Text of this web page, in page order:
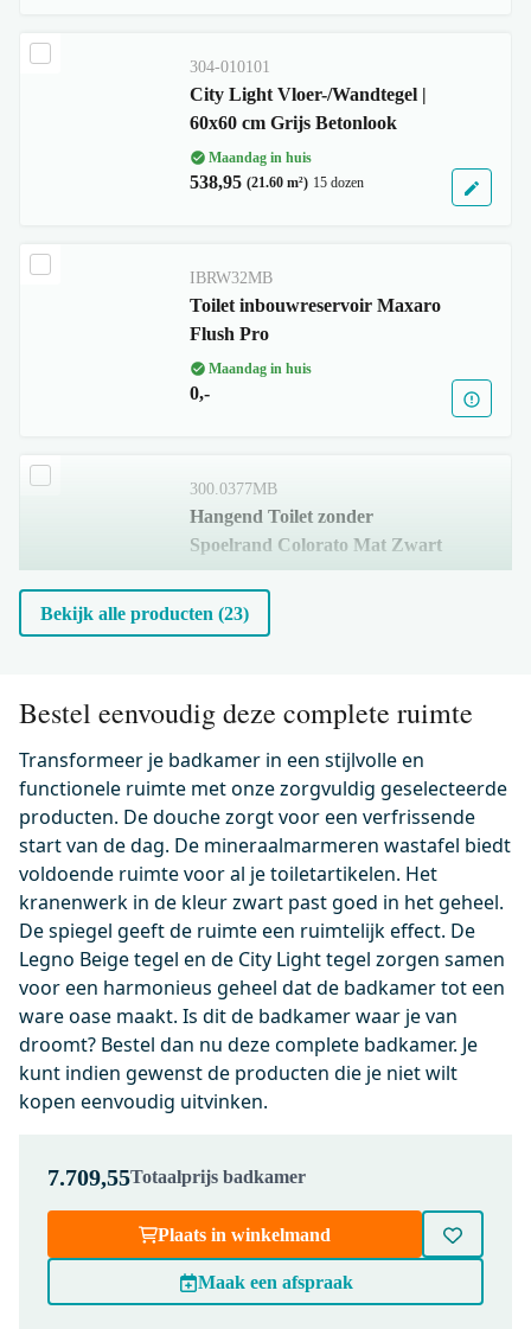
304-010101
City Light Vloer-/Wandtegel |
60x60 cm Grijs Betonlook
Maandag in huis
538,95 (21.60 m²) 15 dozen
IBRW32MB
Toilet inbouwreservoir Maxaro
Flush Pro
Maandag in huis
0,-
300.0377MB
Hangend Toilet zonder
Spoelrand Colorato Mat Zwart
0,-
500.0233MB
Wc-bril verdund Mat zwart incl.
Softclose en Quick release
Maandag in huis
0,-
KSW005DMBN
Bedieningspaneel Toilet Maxaro
Mat Zwart
Maandag in huis
0,-
Hangende toiletborstelhouder
Maandag in huis
0,-
Bekijk alle producten (23)
Bestel eenvoudig deze complete ruimte
Transformeer je badkamer in een stijlvolle en
functionele ruimte met onze zorgvuldig geselecteerde
producten. De douche zorgt voor een verfrissende
start van de dag. De mineraalmarmeren wastafel biedt
voldoende ruimte voor al je toiletartikelen. Het
kranenwerk in de kleur zwart past goed in het geheel.
De spiegel geeft de ruimte een ruimtelijk effect. De
Legno Beige tegel en de City Light tegel zorgen samen
voor een harmonieus geheel dat de badkamer tot een
ware oase maakt. Is dit de badkamer waar je van
droomt? Bestel dan nu deze complete badkamer. Je
kunt indien gewenst de producten die je niet wilt
kopen eenvoudig uitvinken.
7.709,55Totaalprijs badkamer
Plaats in winkelmand
Maak een afspraak